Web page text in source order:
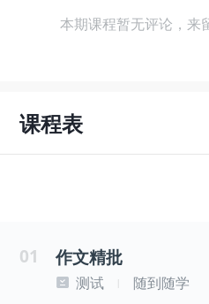
本期课程暂无评论，来
课程表
01 作文精批
测试 随到随学